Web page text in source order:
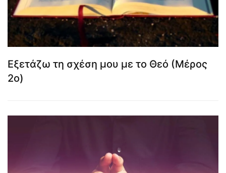
Εξετάζω τη σχέση μου με το Θεό (Μέρος
2ο)